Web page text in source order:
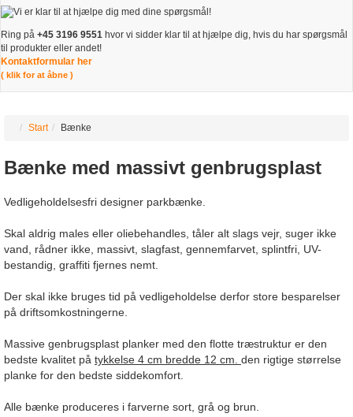
Ring på +45 3196 9551 hvor vi sidder klar til at hjælpe dig, hvis du har spørgsmål
til produkter eller andet!
Kontaktformular her
( klik for at åbne )
Start Bænke
Bænke med massivt genbrugsplast
Vedligeholdelsesfri designer parkbænke.
Skal aldrig males eller oliebehandles, tåler alt slags vejr, suger ikke
vand, rådner ikke, massivt, slagfast, gennemfarvet, splintfri, UV-
bestandig, graffiti fjernes nemt.
Der skal ikke bruges tid på vedligeholdelse derfor store besparelser
på driftsomkostningerne.
Massive genbrugsplast planker med den flotte træstruktur er den
bedste kvalitet på tykkelse 4 cm bredde 12 cm. den rigtige størrelse
planke for den bedste siddekomfort.
Alle bænke produceres i farverne sort, grå og brun.